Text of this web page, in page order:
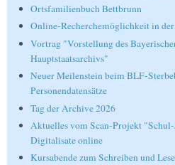
Ortsfamilienbuch Bettbrunn
Online-Recherchemöglichkeit in
Vortrag "Vorstellung des
Hauptstaatsarchivs"
Neuer Meilenstein beim BLF-
Personendatensätze
Tag der Archive 2026
Aktuelles vom Scan-Projekt
Digitalisate online
Kursabende zum Schreiben und